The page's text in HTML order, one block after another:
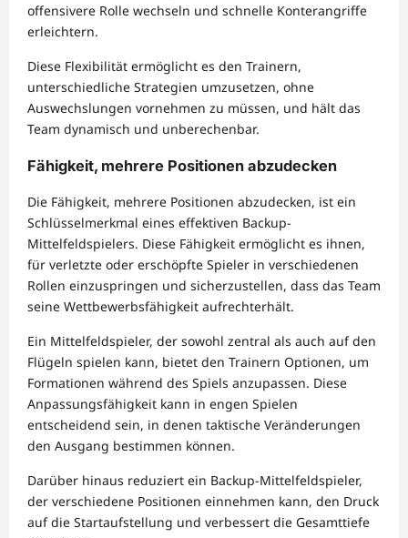
offensivere Rolle wechseln und schnelle Konterangriffe
erleichtern.
Diese Flexibilität ermöglicht es den Trainern,
unterschiedliche Strategien umzusetzen, ohne
Auswechslungen vornehmen zu müssen, und hält das
Team dynamisch und unberechenbar.
Fähigkeit, mehrere Positionen abzudecken
Die Fähigkeit, mehrere Positionen abzudecken, ist ein
Schlüsselmerkmal eines effektiven Backup-
Mittelfeldspielers. Diese Fähigkeit ermöglicht es ihnen,
für verletzte oder erschöpfte Spieler in verschiedenen
Rollen einzuspringen und sicherzustellen, dass das Team
seine Wettbewerbsfähigkeit aufrechterhält.
Ein Mittelfeldspieler, der sowohl zentral als auch auf den
Flügeln spielen kann, bietet den Trainern Optionen, um
Formationen während des Spiels anzupassen. Diese
Anpassungsfähigkeit kann in engen Spielen
entscheidend sein, in denen taktische Veränderungen
den Ausgang bestimmen können.
Darüber hinaus reduziert ein Backup-Mittelfeldspieler,
der verschiedene Positionen einnehmen kann, den Druck
auf die Startaufstellung und verbessert die Gesamttiefe